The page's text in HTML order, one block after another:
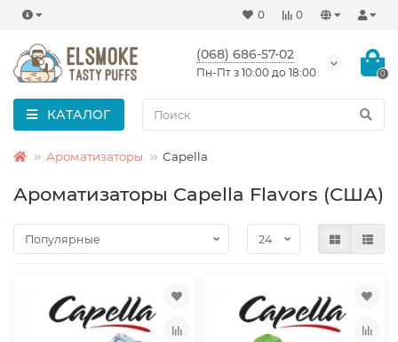
0
0
(068) 686-57-02
Пн-Пт з 10:00 до 18:00 0
КАТАЛОГ
Ароматизаторы Capella
Ароматизаторы Capella Flavors (США)